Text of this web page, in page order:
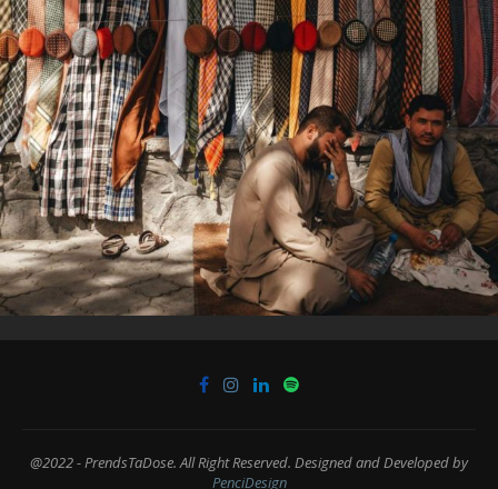
@2022 - PrendsTaDose. All Right Reserved. Designed and Developed by
PenciDesign